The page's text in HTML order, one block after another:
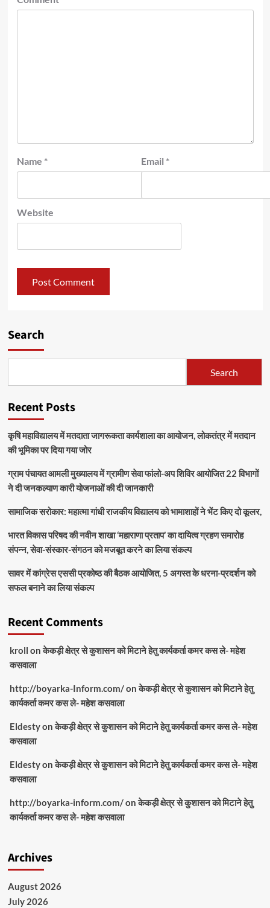
Name * Email *
Website
Search
Search
Recent Posts
कृषि महाविद्यालय में मतदाता जागरूकता कार्यशाला का आयोजन, लोकतंत्र में मतदान
की भूमिका पर दिया गया जोर
ग्राम पंचायत आमली मुख्यालय में ग्रामीण सेवा फांलो-अप शिविर आयोजित 22 विभागों
ने दी जनकल्याण कारी योजनाओं की दी जानकारी
सामाजिक सरोकार: महात्मा गांधी राजकीय विद्यालय को भामाशाहों ने भेंट किए दो कूलर,
भारत विकास परिषद की नवीन शाखा ‘महाराणा प्रताप’ का दायित्व ग्रहण समारोह
संपन्न, सेवा-संस्कार-संगठन को मजबूत करने का लिया संकल्प
सावर में कांग्रेस एससी प्रकोष्ठ की बैठक आयोजित, 5 अगस्त के धरना-प्रदर्शन को
सफल बनाने का लिया संकल्प
Recent Comments
kroll onकेकड़ी क्षेत्र से कुशासन को मिटाने हेतु कार्यकर्ता कमर कस ले- महेश
कसवाला
http://boyarka-Inform.com/onकेकड़ी क्षेत्र से कुशासन को मिटाने हेतु
कार्यकर्ता कमर कस ले- महेश कसवाला
Eldestyonकेकड़ी क्षेत्र से कुशासन को मिटाने हेतु कार्यकर्ता कमर कस ले- महेश
कसवाला
Eldestyonकेकड़ी क्षेत्र से कुशासन को मिटाने हेतु कार्यकर्ता कमर कस ले- महेश
कसवाला
http://boyarka-inform.com/onकेकड़ी क्षेत्र से कुशासन को मिटाने हेतु
कार्यकर्ता कमर कस ले- महेश कसवाला
Archives
August 2026
July 2026